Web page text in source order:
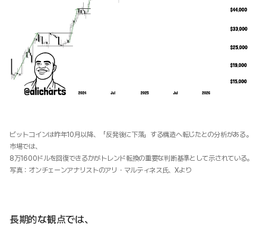
ビットコインは昨年10月以降、「反発後に下落」する構造へ転じたとの分析がある。
市場では、
8万1600ドルを回復できるかがトレンド転換の重要な判断基準として示されている。
写真：オンチェーンアナリストのアリ・マルティネス氏、Xより
長期的な観点では、